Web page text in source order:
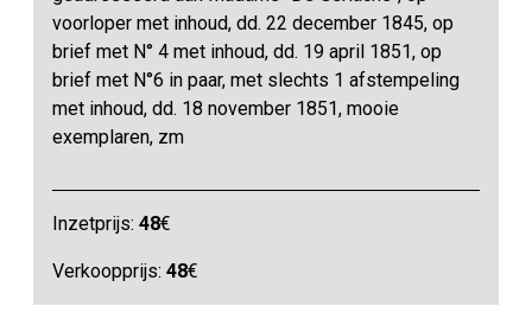
voorloper met inhoud, dd. 22 december 1845, op
brief met N° 4 met inhoud, dd. 19 april 1851, op
brief met N°6 in paar, met slechts 1 afstempeling
met inhoud, dd. 18 november 1851, mooie
exemplaren, zm
Inzetprijs:48€
Verkoopprijs:48€